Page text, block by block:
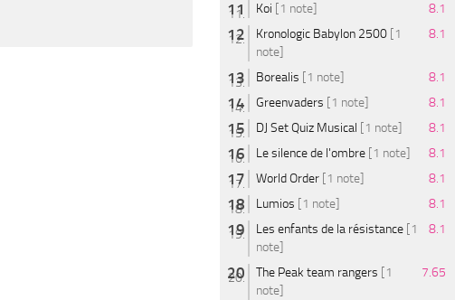
Koi [1 note]
8.1
Kronologic Babylon 2500 [1
note]
8.1
Borealis [1 note]
8.1
Greenvaders [1 note]
8.1
DJ Set Quiz Musical [1 note]
8.1
Le silence de l'ombre [1 note]
8.1
World Order [1 note]
8.1
Lumios [1 note]
8.1
Les enfants de la résistance [1
note]
8.1
The Peak team rangers [1
note]
7.65